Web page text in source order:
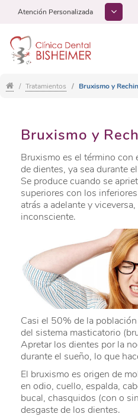
Atención Personalizada
Tratamientos Bruxismo y
Bruxismo y
Bruxismo es el término con
de dientes, ya sea durante
Se produce cuando se
superiores con los
atrás a adelante y
inconsciente.
Casi el 50% de la
del sistema masticatorio
Apretar los dientes por la
durante el sueño, lo que
El bruxismo es origen de
en odio, cuello, espalda,
bucal, chasquidos (con o
desgaste de los dientes.